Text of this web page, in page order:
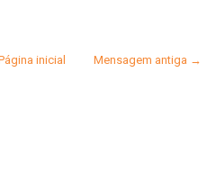
Mensagem antiga →
inicial